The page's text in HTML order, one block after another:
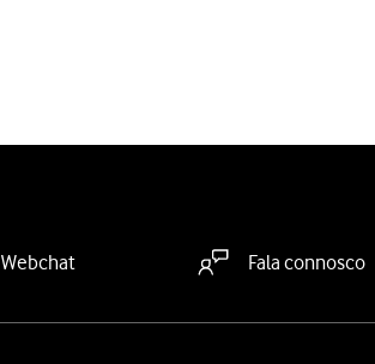
Webchat Fala connosco